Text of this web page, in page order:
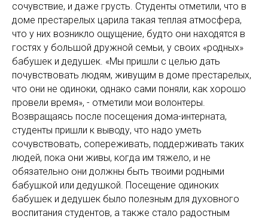
сочувствие, и даже грусть. Студенты отметили, что в
доме престарелых царила такая теплая атмосфера,
что у них возникло ощущение, будто они находятся в
гостях у большой дружной семьи, у своих «родных»
бабушек и дедушек. «Мы пришли с целью дать
почувствовать людям, живущим в доме престарелых,
что они не одиноки, однако сами поняли, как хорошо
провели время», - отметили мои волонтеры.
Возвращаясь после посещения дома-интерната,
студенты пришли к выводу, что надо уметь
сочувствовать, сопереживать, поддерживать таких
людей, пока они живы, когда им тяжело, и не
обязательно они должны быть твоими родными
бабушкой или дедушкой. Посещение одиноких
бабушек и дедушек было полезным для духовного
воспитания студентов, а также стало радостным